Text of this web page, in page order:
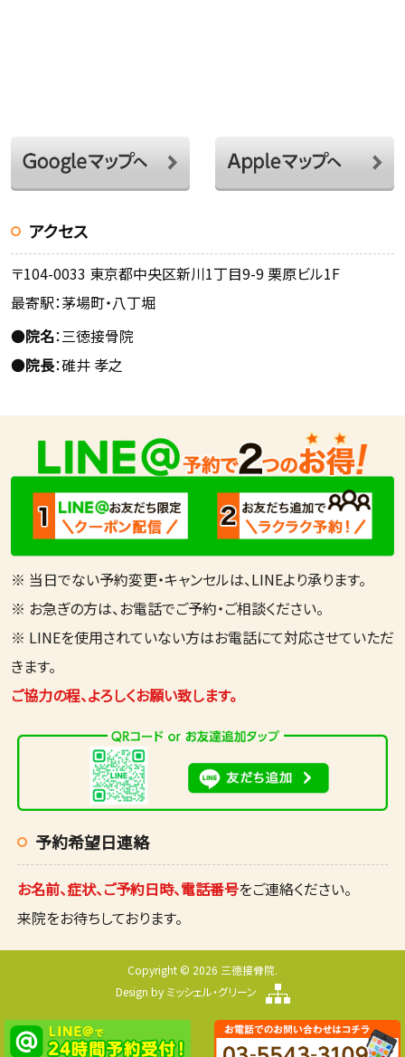
アクセス
〒104-0033 東京都中央区新川1丁目9-9 栗原ビル1F
最寄駅：茅場町・八丁堀
●院名：三徳接骨院
●院長：碓井 孝之
※ 当日でない予約変更・キャンセルは、LINEより承ります。
※ お急ぎの方は、お電話でご予約・ご相談ください。
※ LINEを使用されていない方はお電話にて対応させていただ
きます。
ご協力の程、よろしくお願い致します。
予約希望日連絡
お名前、症状、ご予約日時、電話番号をご連絡ください。
来院をお待ちしております。
Copyright © 2026 三徳接骨院.
Design by ミッシェル・グリーン